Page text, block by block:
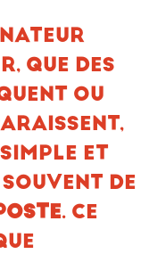
QUE DES
OU
ET
DE
. CE